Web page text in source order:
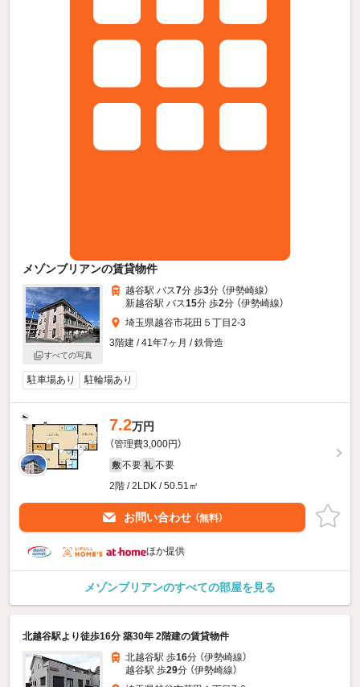
メゾンブリアンの賃貸物件
すべての写真
越谷駅 バス7分 歩3分 （伊勢崎線）
新越谷駅 バス15分 歩2分 （伊勢崎線）
埼玉県越谷市花田５丁目2-3
3階建 / 41年7ヶ月 / 鉄骨造
駐車場あり 駐輪場あり
7.2万円
（管理費3,000円）
敷 不要 礼 不要
2階 / 2LDK / 50.51㎡
お問い合わせ （無料）
ほか提供
メゾンブリアンのすべての部屋を見る
北越谷駅より徒歩16分 築30年 2階建の賃貸物件
北越谷駅 歩16分 （伊勢崎線）
越谷駅 歩29分 （伊勢崎線）